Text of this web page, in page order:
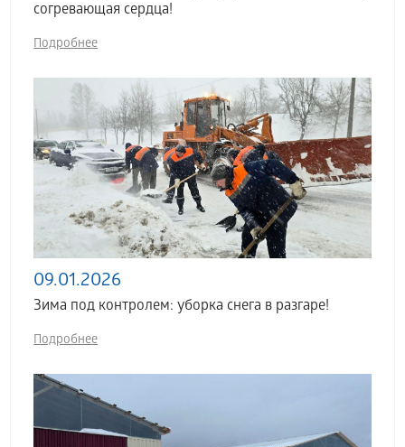
согревающая сердца!
Подробнее
09.01.2026
Зима под контролем: уборка снега в разгаре!
Подробнее